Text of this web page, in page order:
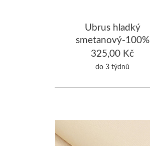
Ubrus hladký
smetanový-100%
Bavlna 120x160cm
325,00 Kč
do 3 týdnů